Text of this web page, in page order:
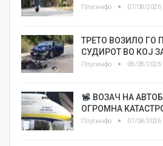
Плусинфо 07/08/2026
ТРЕТО ВОЗИЛО ГО
СУДИРОТ ВО КОЈ
Плусинфо 08/08/2026
ВОЗАЧ НА
ОГРОМНА
Плусинфо 07/08/2026